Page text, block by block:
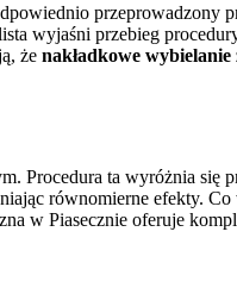
przeprowadzony
wyjaśni przebieg
że nakładkowe wybielanie
Procedura ta wyróżnia się
równomierne efekty.
w Piasecznie oferuje